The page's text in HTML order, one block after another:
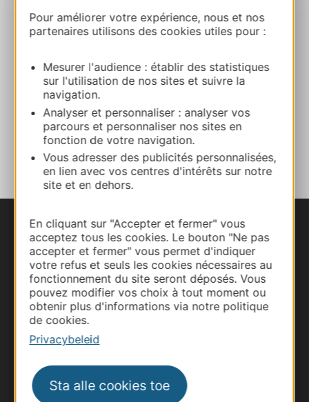
Pour améliorer votre expérience, nous et nos
partenaires utilisons des cookies utiles pour :
Mesurer l'audience : établir des statistiques
sur l'utilisation de nos sites et suivre la
navigation.
Analyser et personnaliser : analyser vos
parcours et personnaliser nos sites en
fonction de votre navigation.
Vous adresser des publicités personnalisées,
en lien avec vos centres d'intérêts sur notre
site et en dehors.
En cliquant sur "Accepter et fermer" vous
acceptez tous les cookies. Le bouton "Ne pas
accepter et fermer" vous permet d'indiquer
votre refus et seuls les cookies nécessaires au
fonctionnement du site seront déposés. Vous
pouvez modifier vos choix à tout moment ou
obtenir plus d'informations via notre politique
de cookies.
Privacybeleid
Sta alle cookies toe
Website
TOEVOEGEN
AAN NOTITIEBOEKJE